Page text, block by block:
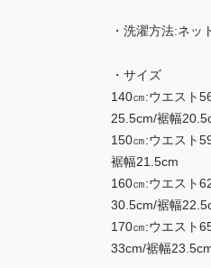
・洗濯方法:ネッ
・サイズ
140㎝:ウエスト
25.5cm/裾幅
150㎝:ウエスト
裾幅21.5cm
160㎝:ウエスト
30.5cm/裾幅
170㎝:ウエスト
33cm/裾幅